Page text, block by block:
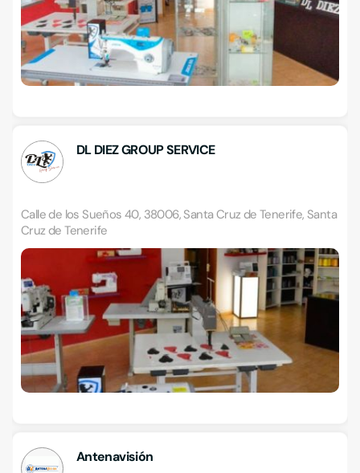
DL DIEZ GROUP SERVICE
Calle de los Sueños 40, 38006, Santa Cruz de Tenerife, Santa
Cruz de Tenerife
Antenavisión